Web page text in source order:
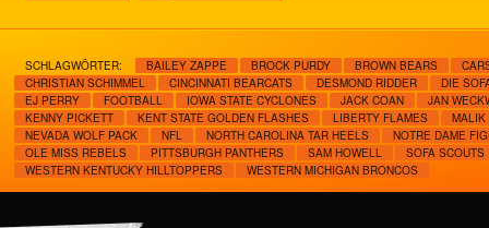
SCHLAGWÖRTER: BAILEY ZAPPE BROCK PURDY BROWN BEARS
CHRISTIAN SCHIMMEL
CINCINNATI BEARCATS DESMOND RIDDER
DIE
EJ PERRY
FOOTBALL IOWA STATE CYCLONES JACK COAN
JAN
KENNY PICKETT
KENT STATE GOLDEN FLASHES LIBERTY FLAMES
MALIK
NEVADA WOLF PACK
NFL NORTH CAROLINA TAR HEELS
NOTRE DAME
OLE MISS REBELS
PITTSBURGH PANTHERS SAM HOWELL
SOFA SCOUTS
WESTERN KENTUCKY HILLTOPPERS
WESTERN MICHIGAN BRONCOS